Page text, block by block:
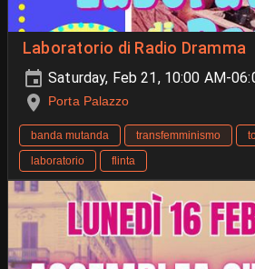
Laboratorio di Radio Dramma
Saturday, Feb 21, 10:00 AM-
Porta Palazzo
banda mutanda transfemminismo
laboratorio
flinta